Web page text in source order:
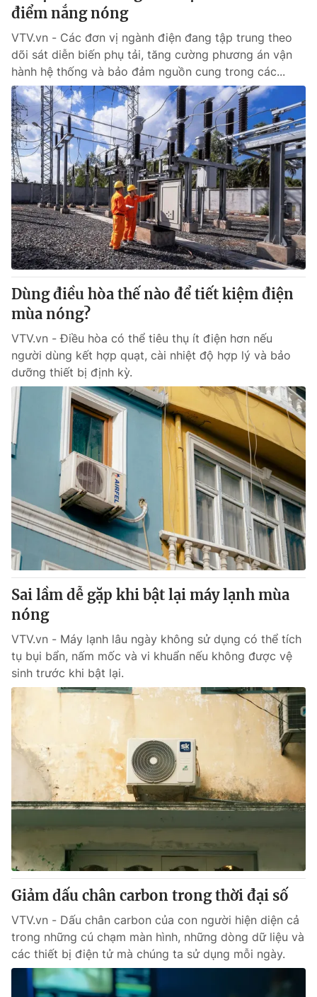
điểm nắng nóng
VTV.vn - Các đơn vị ngành điện đang tập trung theo
dõi sát diễn biến phụ tải, tăng cường phương án vận
hành hệ thống và bảo đảm nguồn cung trong các...
Dùng điều hòa thế nào để tiết kiệm điện
mùa nóng?
VTV.vn - Điều hòa có thể tiêu thụ ít điện hơn nếu
người dùng kết hợp quạt, cài nhiệt độ hợp lý và bảo
dưỡng thiết bị định kỳ.
Sai lầm dễ gặp khi bật lại máy lạnh mùa
nóng
VTV.vn - Máy lạnh lâu ngày không sử dụng có thể tích
tụ bụi bẩn, nấm mốc và vi khuẩn nếu không được vệ
sinh trước khi bật lại.
Giảm dấu chân carbon trong thời đại số
VTV.vn - Dấu chân carbon của con người hiện diện cả
trong những cú chạm màn hình, những dòng dữ liệu và
các thiết bị điện tử mà chúng ta sử dụng mỗi ngày.